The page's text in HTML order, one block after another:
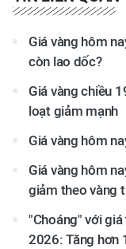
Giá vàng hôm
còn lao dốc?
Giá vàng chiều
loạt giảm mạnh
Giá vàng hôm
Giá vàng hôm
giảm theo vàng
"Choáng" với
2026: Tăng hơn